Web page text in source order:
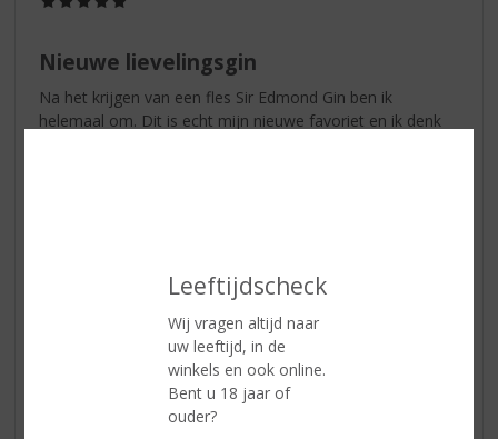
Leeftijdscheck
Wij vragen altijd naar
uw leeftijd, in de
winkels en ook online.
Bent u 18 jaar of
ouder?
Nieuwe lievelingsgin
Na het krijgen van een fles Sir Edmond Gin ben ik
helemaal om. Dit is echt mijn nieuwe favoriet en ik denk
Verassend lekker
Heerlijke vanille gin! Wat een unieke zoete smaak heeft
deze gin, ik ben fan!